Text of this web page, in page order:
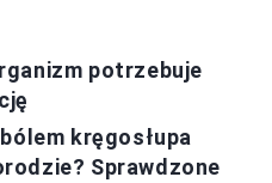
potrzebuje
kręgosłupa
Sprawdzone